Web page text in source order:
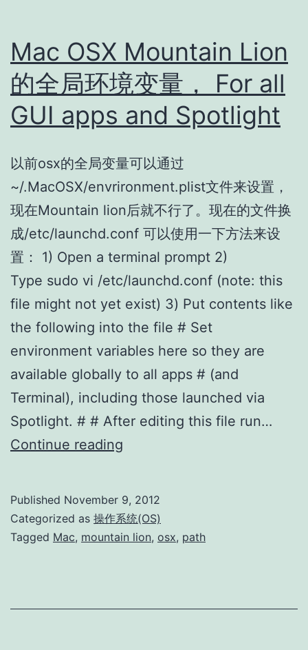
Mac OSX Mountain Lion
的全局环境变量， For all
GUI apps and Spotlight
以前osx的全局变量可以通过
~/.MacOSX/envrironment.plist文件来设置，
现在Mountain lion后就不行了。现在的文件换
成/etc/launchd.conf 可以使用一下方法来设
置： 1) Open a terminal prompt 2)
Type sudo vi /etc/launchd.conf (note: this
file might not yet exist) 3) Put contents like
the following into the file # Set
environment variables here so they are
available globally to all apps # (and
Terminal), including those launched via
Spotlight. # # After editing this file run…
Continue reading
Lion
的
环
Published November 9, 2012
Categorized as 操作系统(OS)
Tagged Mac, mountain lion, osx, path